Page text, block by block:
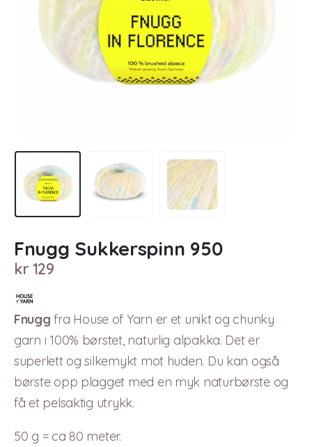
Fnugg Sukkerspinn 950
kr 129
Fnuggfra House of Yarn er et unikt og chunky
garn i 100% børstet, naturlig alpakka. Det er
superlett og silkemykt mot huden. Du kan også
børste opp plagget med en myk naturbørste og
få et pelsaktig utrykk.
50 g = ca 80 meter.